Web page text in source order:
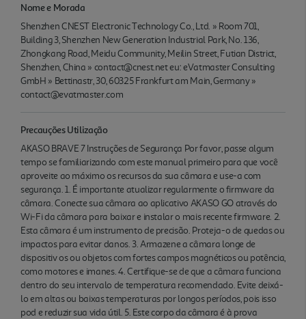
Nome e Morada
Shenzhen CNEST Electronic Technology Co., Ltd. » Room 701,
Building 3, Shenzhen New Generation Industrial Park, No. 136,
Zhongkang Road, Meidu Community, Meilin Street, Futian District,
Shenzhen, China » contact@cnest.net eu: eVatmaster Consulting
GmbH » Bettinastr, 30, 60325 Frankfurt am Main, Germany »
contact@evatmaster.com
Precauções Utilização
AKASO BRAVE 7 Instruções de Segurança Por favor, passe algum
tempo se familiarizando com este manual primeiro para que você
aproveite ao máximo os recursos da sua câmara e use-a com
segurança. 1. É importante atualizar regularmente o firmware da
câmara. Conecte sua câmara ao aplicativo AKASO GO através do
Wi-Fi da câmara para baixar e instalar o mais recente firmware. 2.
Esta câmara é um instrumento de precisão. Proteja-o de quedas ou
impactos para evitar danos. 3. Armazene a câmara longe de
dispositiv os ou objetos com fortes campos magnéticos ou potência,
como motores e imanes. 4. Certifique-se de que a câmara funciona
dentro do seu intervalo de temperatura recomendado. Evite deixá-
lo em altas ou baixas temperaturas por longos períodos, pois isso
pod e reduzir sua vida útil. 5. Este corpo da câmara é à prova